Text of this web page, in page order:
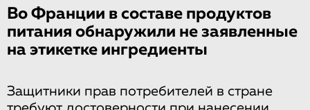
Во Франции в составе продуктов
питания обнаружили не заявленные
на этикетке ингредиенты
Защитники прав потребителей в стране